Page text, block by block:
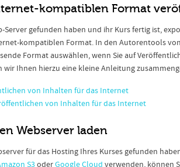
kompatiblen Format
Server gefunden haben und ihr Kurs fertig ist,
kompatiblen Format. In den Autorentools
Format auswählen, wenn Sie auf
wir Ihnen hierzu eine kleine Anleitung
von Inhalten für das Internet
von Inhalten für das Internet
Webserver laden
für das Hosting Ihres Kurses gefunden
S3oderGoogle Cloud verwenden, können